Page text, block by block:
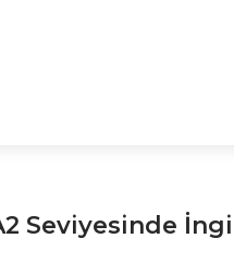
Seviyesinde